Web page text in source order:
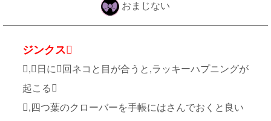
おまじない
ジンクス
,日に回ネコと目が合うと,ラッキーハプニングが
起こる
,四つ葉のクローバーを手帳にはさんでおくと良い